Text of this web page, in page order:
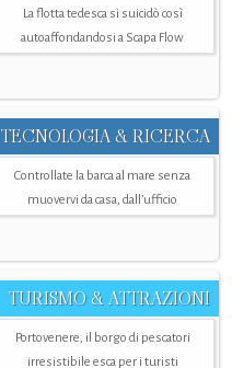
La flotta tedesca si suicidò così
autoaffondandosi a Scapa Flow
TECNOLOGIA & RICERCA
Controllate la barca al mare senza
muovervi da casa, dall’ufficio
TURISMO & ATTRAZIONI
Portovenere, il borgo di pescatori
irresistibile esca per i turisti